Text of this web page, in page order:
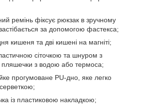
ремінь фіксує рюкзак в зручному
за допомогою фастекса;
кишеня та дві кишені на магніті;
сіточкою та шнуром з
з водою або термоса;
прогумоване PU-дно, яке легко
із пластиковою накладкою;